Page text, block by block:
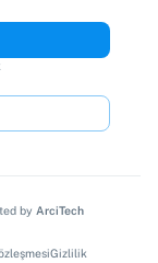
by ArciTech
Gizlilik